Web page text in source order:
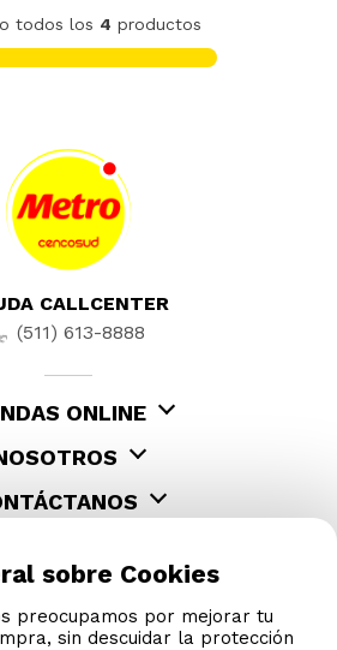
todos los 4 productos
CALLCENTER
(511) 613-8888
ONLINE
sobre Cookies
preocupamos por mejorar tu
sin descuidar la protección